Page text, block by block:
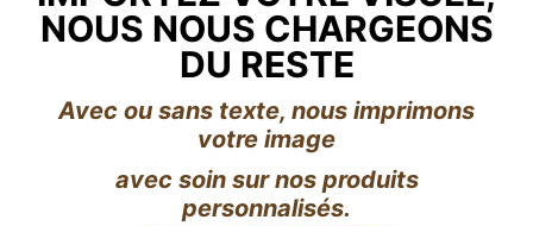
NOUS NOUS CHARGEONS
DU RESTE
Avec ou sans texte, nous imprimons
votre image
avec soin sur nos produits
personnalisés.